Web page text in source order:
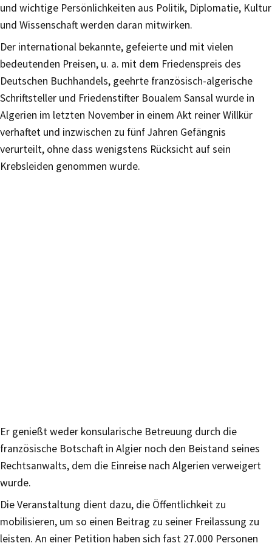
und wichtige Persönlichkeiten aus Politik, Diplomatie, Kultur
und Wissenschaft werden daran mitwirken.
Der international bekannte, gefeierte und mit vielen
bedeutenden Preisen, u. a. mit dem Friedenspreis des
Deutschen Buchhandels, geehrte französisch-algerische
Schriftsteller und Friedenstifter Boualem Sansal wurde in
Algerien im letzten November in einem Akt reiner Willkür
verhaftet und inzwischen zu fünf Jahren Gefängnis
verurteilt, ohne dass wenigstens Rücksicht auf sein
Krebsleiden genommen wurde.
Er genießt weder konsularische Betreuung durch die
französische Botschaft in Algier noch den Beistand seines
Rechtsanwalts, dem die Einreise nach Algerien verweigert
wurde.
Die Veranstaltung dient dazu, die Öffentlichkeit zu
mobilisieren, um so einen Beitrag zu seiner Freilassung zu
leisten. An einer Petition haben sich fast 27.000 Personen